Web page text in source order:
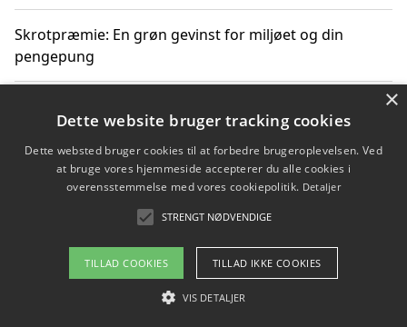
Skrotpræmie: En grøn gevinst for miljøet og din
pengepung
Hvordan blåfade med rist kan hjælpe med at reducere
plastik i havet
Spil kasinospil på et troværdigt online casino: Din
guide til sikker og sjov underholdning
Copyright 2026 - Pilanto Aps
Om / kontakt
×
Dette website bruger tracking cookies
Dette websted bruger cookies til at forbedre brugeroplevelsen. Ved
at bruge vores hjemmeside accepterer du alle cookies i
overensstemmelse med vores cookiepolitik. Detaljer
STRENGT NØDVENDIGE
TILLAD COOKIES TILLAD IKKE COOKIES
VIS DETALJER